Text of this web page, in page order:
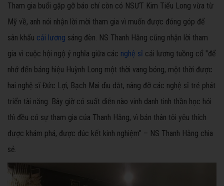
Tham gia buổi gặp gỡ báo chí còn có NSƯT Kim Tiểu Long vừa từ
Mỹ về, anh nói nhận lời mời tham gia vì muốn được đóng góp để
sân khấu cải lương sáng đèn. NS Thanh Hằng cũng nhận lời tham
gia vì cuộc hội ngộ ý nghĩa giữa các nghệ sĩ cải lương tuồng cổ "để
nhớ đến bảng hiệu Huỳnh Long một thời vang bóng, một thời được
hai nghệ sĩ Đức Lợi, Bạch Mai dìu dắt, nâng đỡ các nghệ sĩ trẻ phát
triển tài năng. Bây giờ có suất diễn nào vinh danh tinh thần học hỏi
thì đều có sự tham gia của Thanh Hằng, vì bản thân tôi yêu thích
được khám phá, được đúc kết kinh nghiệm" – NS Thanh Hằng chia
sẻ.